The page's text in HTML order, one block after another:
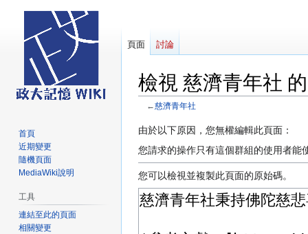
檢視 慈濟青年社
←慈濟青年社
跳
至
覽
跳
至
尋
由於以下原因，您無權編輯此頁面：
您請求的操作只有這個群組的使用者能
您可以檢視並複製此頁面的原始碼。
頁面 討論
首頁
近期變更
隨機頁面
MediaWiki說明
工具
連結至此的頁面
相關變更